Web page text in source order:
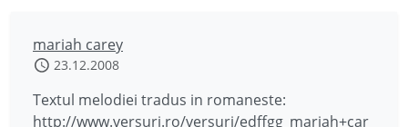
mariah carey
23.12.2008
Textul melodiei tradus in romaneste:
http://www.versuri.ro/versuri/edffgg_mariah+car